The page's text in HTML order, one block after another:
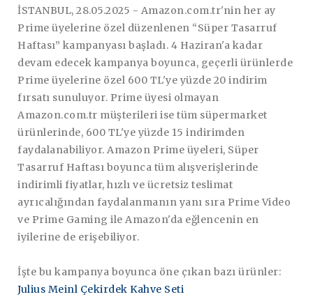
İSTANBUL, 28.05.2025 - Amazon.com.tr'nin her ay
Prime üyelerine özel düzenlenen “Süper Tasarruf
Haftası” kampanyası başladı. 4 Haziran'a kadar
devam edecek kampanya boyunca, geçerli ürünlerde
Prime üyelerine özel 600 TL'ye yüzde 20 indirim
fırsatı sunuluyor. Prime üyesi olmayan
Amazon.com.tr müşterileri ise tüm süpermarket
ürünlerinde, 600 TL'ye yüzde 15 indirimden
faydalanabiliyor. Amazon Prime üyeleri, Süper
Tasarruf Haftası boyunca tüm alışverişlerinde
indirimli fiyatlar, hızlı ve ücretsiz teslimat
ayrıcalığından faydalanmanın yanı sıra Prime Video
ve Prime Gaming ile Amazon'da eğlencenin en
iyilerine de erişebiliyor.
İşte bu kampanya boyunca öne çıkan bazı ürünler:
Julius Meinl Çekirdek Kahve Seti